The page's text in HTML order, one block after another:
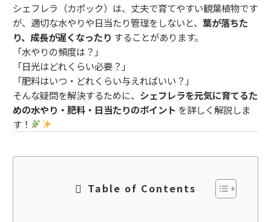
シェフレラ（カポック）は、丈夫で育てやすい観葉植物です
が、適切な水やりや日当たり管理をしないと、 葉が落ちた
り、成長が遅くなったり することがあります。
「水やりの頻度は？」
「日光はどれくらい必要？」
「肥料はいつ・どれくらい与えればいい？」
そんな疑問を解決するために、 シェフレラを元気に育てるた
めの水やり・肥料・日当たりのポイント を詳しく解説しま
す！
Table of Contents